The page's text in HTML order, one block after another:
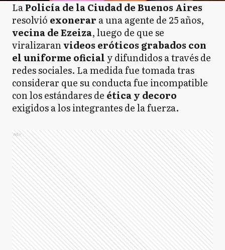
LaPolicía de la Ciudad de Buenos Aires
resolvió exonerar a una agente de 25 años,
vecina de Ezeiza, luego de que se
viralizaranvideos eróticos grabados con
el uniforme oficial y difundidos a través de
redes sociales. La medida fue tomada tras
considerar que su conducta fue incompatible
con los estándares de ética y decoro
exigidos a los integrantes de la fuerza.
Ads